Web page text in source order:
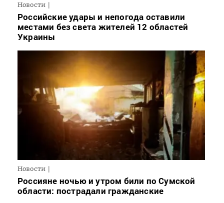
Новости
Российские удары и непогода оставили
местами без света жителей 12 областей
Украины
Новости
Россияне ночью и утром били по Сумской
области: пострадали гражданские